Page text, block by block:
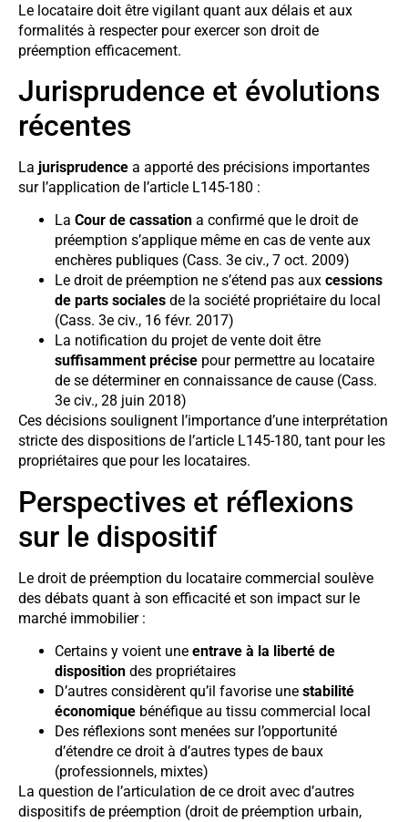
Le locataire doit être vigilant quant aux délais et aux
formalités à respecter pour exercer son droit de
préemption efficacement.
Jurisprudence et évolutions
récentes
La jurisprudence a apporté des précisions importantes
sur l’application de l’article L145-180 :
La Cour de cassation a confirmé que le droit de
préemption s’applique même en cas de vente aux
enchères publiques (Cass. 3e civ., 7 oct. 2009)
Le droit de préemption ne s’étend pas aux cessions
de parts sociales de la société propriétaire du local
(Cass. 3e civ., 16 févr. 2017)
La notification du projet de vente doit être
suffisamment précise pour permettre au locataire
de se déterminer en connaissance de cause (Cass.
3e civ., 28 juin 2018)
Ces décisions soulignent l’importance d’une interprétation
stricte des dispositions de l’article L145-180, tant pour les
propriétaires que pour les locataires.
Perspectives et réflexions
sur le dispositif
Le droit de préemption du locataire commercial soulève
des débats quant à son efficacité et son impact sur le
marché immobilier :
Certains y voient une entrave à la liberté de
disposition des propriétaires
D’autres considèrent qu’il favorise une stabilité
économique bénéfique au tissu commercial local
Des réflexions sont menées sur l’opportunité
d’étendre ce droit à d’autres types de baux
(professionnels, mixtes)
La question de l’articulation de ce droit avec d’autres
dispositifs de préemption (droit de préemption urbain,